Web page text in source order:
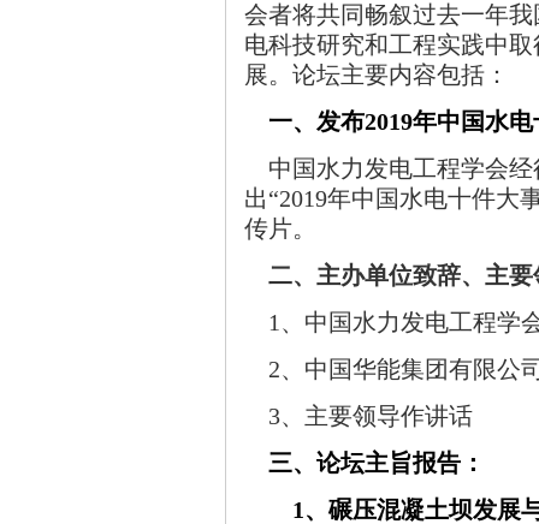
会者将共同畅叙过去一年
电科技研究和工程实践中
展。论坛主要内容包括：
一、发布2019年中国水电
中国水力发电工程学会经
出“2019年中国水电十件大
传片。
二、主办单位致辞、主
1、中国水力发电工程学
2、中国华能集团有限公
3、主要领导作讲话
三、论坛主旨报告：
1 、碾压混凝土坝发展